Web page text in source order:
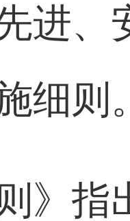
进、
细则。
则》